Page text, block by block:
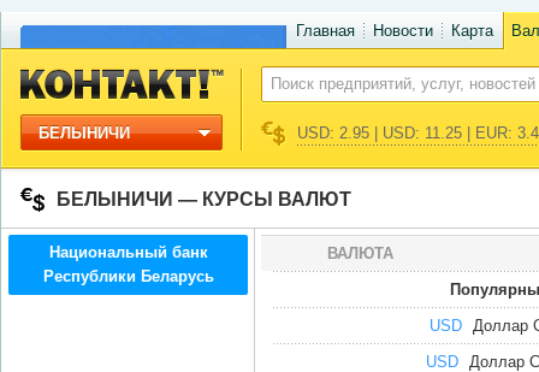
Главная Новости Карта
БЕЛЫНИЧИ USD: 2.95 | USD: 11.25 | EUR:
БЕЛЫНИЧИ — КУРСЫ ВАЛЮТ
Национальный банк
Республики Беларусь
ВАЛЮТА
USD Доллар
USD
Доллар